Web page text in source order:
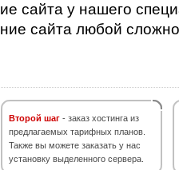
сайта у нашего
сайта любой
Второй шаг - заказ хостинга из
предлагаемых тарифных планов.
Также вы можете заказать у нас
установку выделенного сервера.